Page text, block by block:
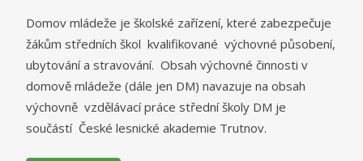
Domov mládeže je školské zařízení, které zabezpečuje
žákům středních škol kvalifikované výchovné působení,
ubytování a stravování. Obsah výchovné činnosti v
domově mládeže (dále jen DM) navazuje na obsah
výchovně vzdělávací práce střední školy DM je
součástí České lesnické akademie Trutnov.